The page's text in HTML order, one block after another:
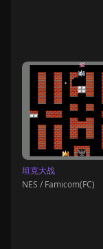
坦克大战
NES / Famicom(FC)